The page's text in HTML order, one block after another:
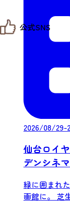
お知らせ
お問い合わせ
教育旅行
サイト利用規
サイトマップ
公式SNS
せんだい旅
仙台旅先体
2026/08/29-
仙台ロイ
デンシネ
緑に囲まれ
画館に。 芝